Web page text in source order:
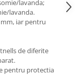
lavanda;
lavanda.
iar pentru
de diferite
pentru protectia